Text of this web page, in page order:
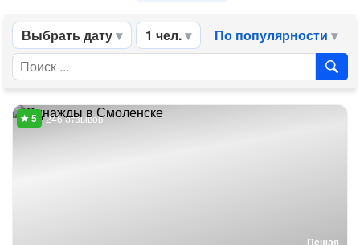
Выбрать дату 1 чел. По популярности
Пешая
246 отзывов